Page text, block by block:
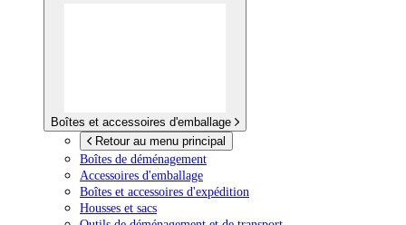
Boîtes et accessoires d'emballage
Retour au menu principal
Boîtes de déménagement
Accessoires d'emballage
Boîtes et accessoires d'expédition
Housses et sacs